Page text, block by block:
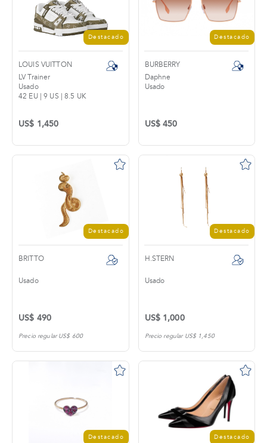
Destacado
LOUIS VUITTON
LV Trainer
Usado
42 EU | 9 US | 8.5 UK
US$ 1,450
Destacado
BURBERRY
Daphne
Usado
US$ 450
Destacado
BRITTO
Usado
US$ 490
Precio regular US$ 600
Destacado
H.STERN
Usado
US$ 1,000
Precio regular US$ 1,450
Destacado Destacado